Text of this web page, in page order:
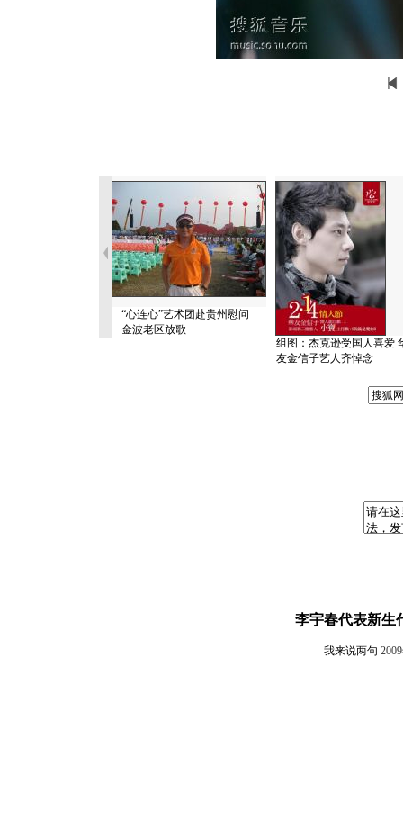
“心连心”艺术团赴贵州慰问
金波老区放歌
组图：杰克逊受国人喜爱
友金信子艺人齐悼念
李宇春代表新生
我来说两句